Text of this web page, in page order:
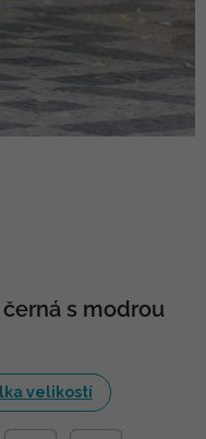
s modrou
velikostí